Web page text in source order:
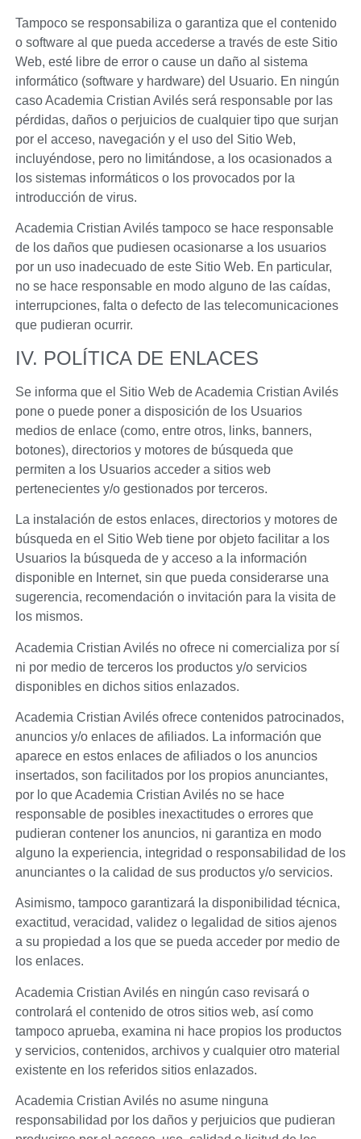
Tampoco se responsabiliza o garantiza que el contenido
o software al que pueda accederse a través de este Sitio
Web, esté libre de error o cause un daño al sistema
informático (software y hardware) del Usuario. En ningún
casoAcademia Cristian Avilésserá responsable por las
pérdidas, daños o perjuicios de cualquier tipo que surjan
por el acceso, navegación y el uso del Sitio Web,
incluyéndose, pero no limitándose, a los ocasionados a
los sistemas informáticos o los provocados por la
introducción de virus.
Academia Cristian Aviléstampoco se hace responsable
de los daños que pudiesen ocasionarse a los usuarios
por un uso inadecuado de este Sitio Web. En particular,
no se hace responsable en modo alguno de las caídas,
interrupciones, falta o defecto de las telecomunicaciones
que pudieran ocurrir.
IV. POLÍTICA DE ENLACES
Se informa que el Sitio Web deAcademia Cristian Avilés
pone o puede poner a disposición de los Usuarios
medios de enlace (como, entre otros, links, banners,
botones), directorios y motores de búsqueda que
permiten a los Usuarios acceder a sitios web
pertenecientes y/o gestionados por terceros.
La instalación de estos enlaces, directorios y motores de
búsqueda en el Sitio Web tiene por objeto facilitar a los
Usuarios la búsqueda de y acceso a la información
disponible en Internet, sin que pueda considerarse una
sugerencia, recomendación o invitación para la visita de
los mismos.
Academia Cristian Avilésno ofrece ni comercializa por sí
ni por medio de terceros los productos y/o servicios
disponibles en dichos sitios enlazados.
Academia Cristian Avilésofrece contenidos patrocinados,
anuncios y/o enlaces de afiliados. La información que
aparece en estos enlaces de afiliados o los anuncios
insertados, son facilitados por los propios anunciantes,
por lo queAcademia Cristian Avilésno se hace
responsable de posibles inexactitudes o errores que
pudieran contener los anuncios, ni garantiza en modo
alguno la experiencia, integridad o responsabilidad de los
anunciantes o la calidad de sus productos y/o servicios.
Asimismo, tampoco garantizará la disponibilidad técnica,
exactitud, veracidad, validez o legalidad de sitios ajenos
a su propiedad a los que se pueda acceder por medio de
los enlaces.
Academia Cristian Avilésen ningún caso revisará o
controlará el contenido de otros sitios web, así como
tampoco aprueba, examina ni hace propios los productos
y servicios, contenidos, archivos y cualquier otro material
existente en los referidos sitios enlazados.
Academia Cristian Avilésno asume ninguna
responsabilidad por los daños y perjuicios que pudieran